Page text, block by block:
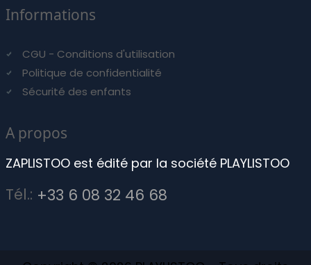
Informations
CGU - Conditions d'utilisation
Politique de confidentialité
Sécurité des enfants
A propos
ZAPLISTOO est édité par la société PLAYLISTOO
Tél.: +33 6 08 32 46 68